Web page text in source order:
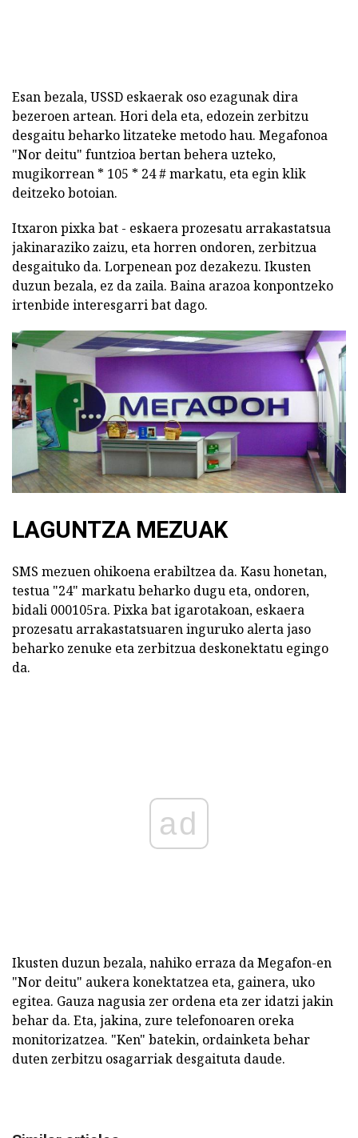
Esan bezala, USSD eskaerak oso ezagunak dira
bezeroen artean. Hori dela eta, edozein zerbitzu
desgaitu beharko litzateke metodo hau. Megafonoa
"Nor deitu" funtzioa bertan behera uzteko,
mugikorrean * 105 * 24 # markatu, eta egin klik
deitzeko botoian.
Itxaron pixka bat - eskaera prozesatu arrakastatsua
jakinaraziko zaizu, eta horren ondoren, zerbitzua
desgaituko da. Lorpenean poz dezakezu. Ikusten
duzun bezala, ez da zaila. Baina arazoa konpontzeko
irtenbide interesgarri bat dago.
LAGUNTZA MEZUAK
SMS mezuen ohikoena erabiltzea da. Kasu honetan,
testua "24" markatu beharko dugu eta, ondoren,
bidali 000105ra. Pixka bat igarotakoan, eskaera
prozesatu arrakastatsuaren inguruko alerta jaso
beharko zenuke eta zerbitzua deskonektatu egingo
da.
ad
Ikusten duzun bezala, nahiko erraza da Megafon-en
"Nor deitu" aukera konektatzea eta, gainera, uko
egitea. Gauza nagusia zer ordena eta zer idatzi jakin
behar da. Eta, jakina, zure telefonoaren oreka
monitorizatzea. "Ken" batekin, ordainketa behar
duten zerbitzu osagarriak desgaituta daude.